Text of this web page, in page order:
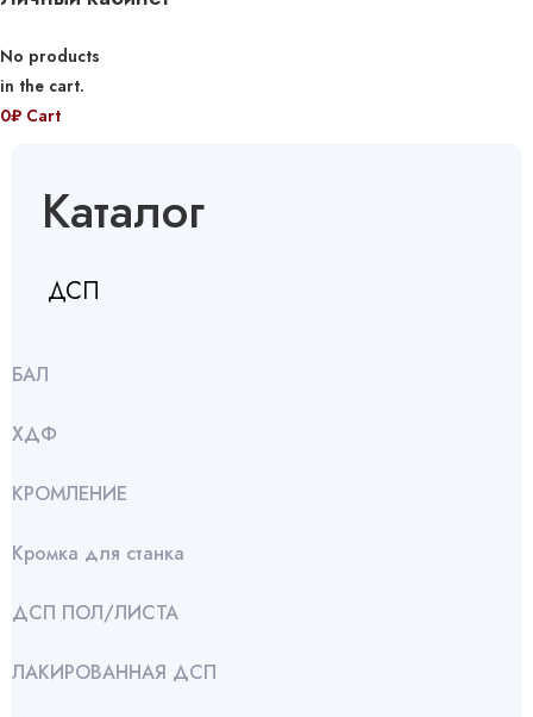
No products
in the cart.
0₽ Cart
Каталог
ДСП
БАЛ
ХДФ
КРОМЛЕНИЕ
Кромка для станка
ДСП ПОЛ/ЛИСТА
ЛАКИРОВАННАЯ ДСП